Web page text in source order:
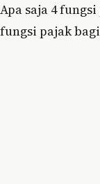
Apa saja 4
fungsi pajak